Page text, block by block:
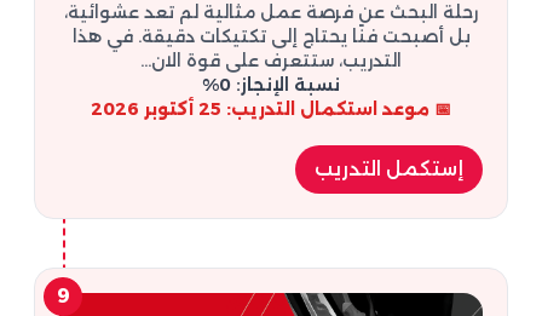
رحلة البحث عن فرصة عمل مثالية لم تعد عشوائية،
بل أصبحت فنًا يحتاج إلى تكتيكات دقيقة. في هذا
التدريب، ستتعرف على قوة الان...
نسبة الإنجاز: 0%
📅 موعد استكمال التدريب: 25 أكتوبر 2026
إستكمل التدريب
9